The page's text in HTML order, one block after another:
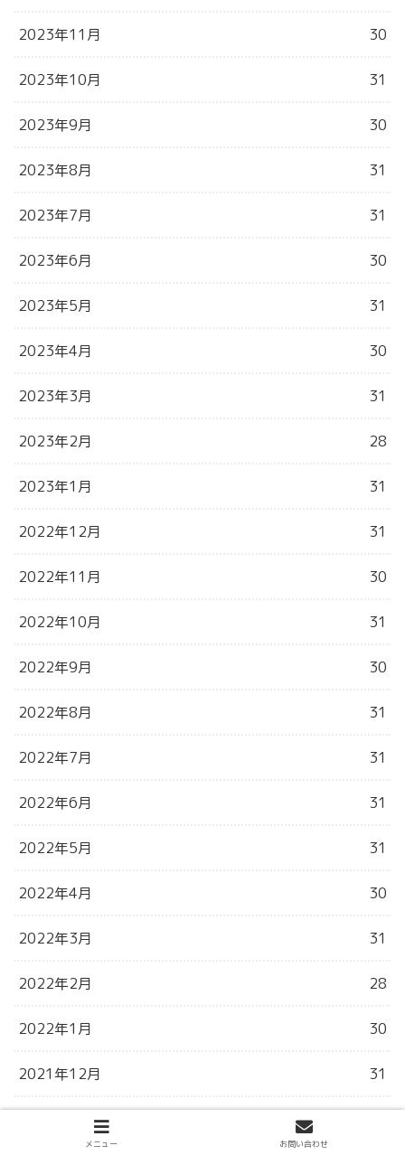
2023年11月 30
2023年10月 31
2023年9月 30
2023年8月 31
2023年7月 31
2023年6月 30
2023年5月 31
2023年4月 30
2023年3月 31
2023年2月 28
2023年1月 31
2022年12月 31
2022年11月 30
2022年10月 31
2022年9月 30
2022年8月 31
2022年7月 31
2022年6月 31
2022年5月 31
2022年4月 30
2022年3月 31
2022年2月 28
2022年1月 30
2021年12月 31
2021年11月
メニュー お問い合わせ